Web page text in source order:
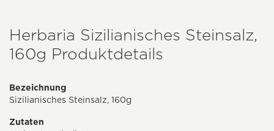
Herbaria Sizilianisches Steinsalz,
160g Produktdetails
Bezeichnung
Sizilianisches Steinsalz, 160g
Zutaten